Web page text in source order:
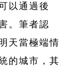
以通過後
。筆者認
天當極端情
的城市，其